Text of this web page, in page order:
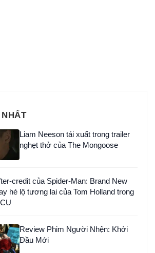
Liam Neeson tái xuất trong trailer
nghẹt thở của The Mongoose
credit của Spider-Man: Brand New
hé lộ tương lai của Tom Holland trong
Review Phim Người Nhện: Khởi
Đầu Mới